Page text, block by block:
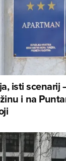
isti scenarij
i na